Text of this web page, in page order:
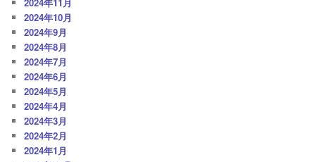
2024年10月
2024年9月
2024年8月
2024年7月
2024年6月
2024年5月
2024年4月
2024年3月
2024年2月
2024年1月